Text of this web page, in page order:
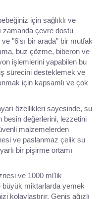
için sağlıklı ve
zamanda çevre dostu
"6'sı bir arada" bir mutfak
buz çözme, biberon ve
işlemlerini yapabilen bu
sürecini desteklemek ve
için kapsamlı ve çok
özellikleri sayesinde, su
besin değerlerini, lezzetini
malzemelerden
ve paslanmaz çelik su
bir pişirme ortamı
ve 1000 ml'lik
miktarlarda yemek
kolaylaştırır. Geniş ağızlı